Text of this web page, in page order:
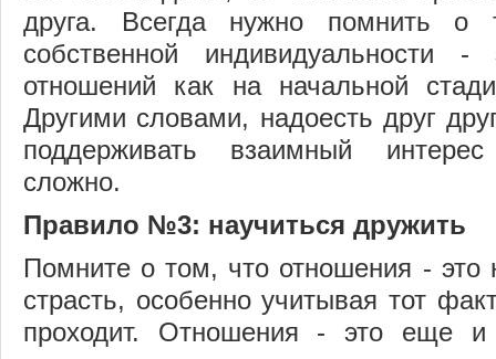
друга. Всегда нужно помнить о
собственной индивидуальности
отношений как на начальной
Другими словами, надоесть друг
поддерживать взаимный
сложно.
Правило №3: научиться дружить
Помните о том, что отношения - это
страсть, особенно учитывая тот
проходит. Отношения - это еще и